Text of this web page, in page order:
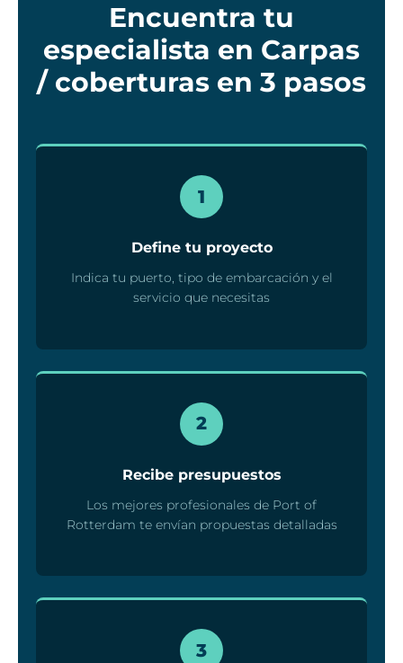
Encuentra tu
especialista en Carpas
/ coberturas en 3 pasos
1
Define tu proyecto
Indica tu puerto, tipo de embarcación y el
servicio que necesitas
2
Recibe presupuestos
Los mejores profesionales de Port of
Rotterdam te envían propuestas detalladas
3